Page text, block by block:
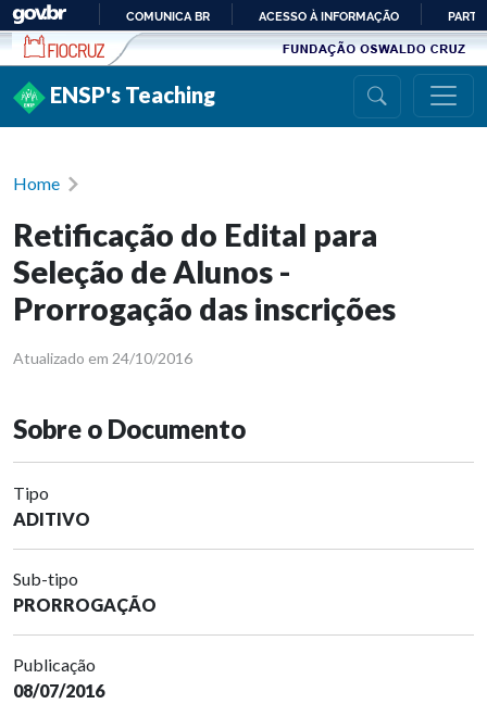
Ir para conteúdo
PARA
COMUNICA BR ACESSO À INFORMAÇÃO
ENSP's Teaching
Home
Retificação do Edital para
Seleção de Alunos -
Prorrogação das inscrições
Atualizado em 24/10/2016
Sobre o Documento
Tipo
ADITIVO
Sub-tipo
PRORROGAÇÃO
Publicação
08/07/2016